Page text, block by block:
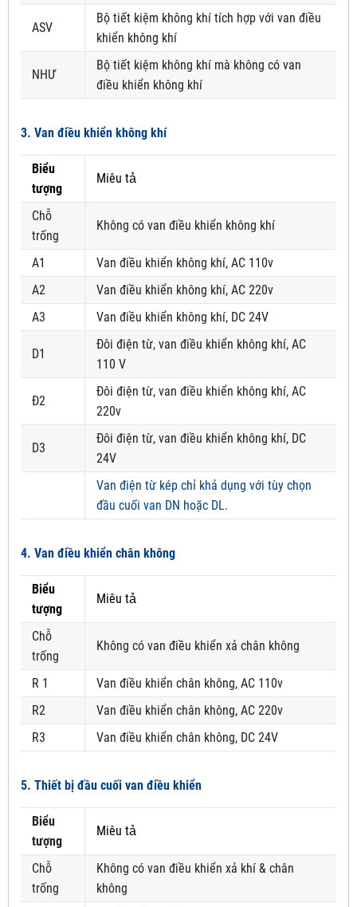
ASV
Bộ tiết kiệm không khí tích hợp với van điều
khiển không khí
NHƯ
Bộ tiết kiệm không khí mà không có van
điều khiển không khí
3. Van điều khiển không khí
Biểu
tượng
Miêu tả
Chỗ
trống
Không có van điều khiển không khí
A1
Van điều khiển không khí, AC 110v
A2
Van điều khiển không khí, AC 220v
A3
Van điều khiển không khí, DC 24V
D1
Đôi điện từ, van điều khiển không khí, AC
110 V
Đ2
Đôi điện từ, van điều khiển không khí, AC
220v
D3
Đôi điện từ, van điều khiển không khí, DC
24V
Van điện từ kép chỉ khả dụng với tùy chọn
đầu cuối van DN hoặc DL.
4. Van điều khiển chân không
Biểu
tượng
Miêu tả
Chỗ
trống
Không có van điều khiển xả chân không
R 1
Van điều khiển chân không, AC 110v
R2
Van điều khiển chân không, AC 220v
R3
Van điều khiển chân không, DC 24V
5. Thiết bị đầu cuối van điều khiển
Biểu
tượng
Miêu tả
Chỗ
trống
Không có van điều khiển xả khí & chân
không